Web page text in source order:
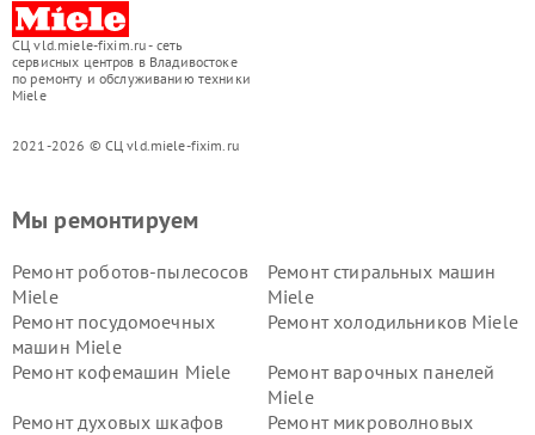
СЦ vld.miele-fixim.ru - сеть
сервисных центров в Владивостоке
по ремонту и обслуживанию техники
Miele
2021-2026 © СЦ vld.miele-fixim.ru
Мы ремонтируем
Ремонт роботов-пылесосов
Miele
Ремонт стиральных машин
Miele
Ремонт посудомоечных
машин Miele
Ремонт холодильников Miele
Ремонт кофемашин Miele
Ремонт варочных панелей
Miele
Ремонт духовых шкафов
Ремонт микроволновых